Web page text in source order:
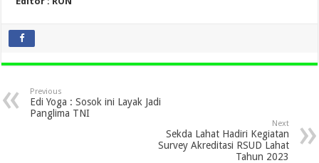
Previous
Edi Yoga : Sosok ini Layak Jadi
Panglima TNI
Next
Sekda Lahat Hadiri Kegiatan
Survey Akreditasi RSUD Lahat
Tahun 2023